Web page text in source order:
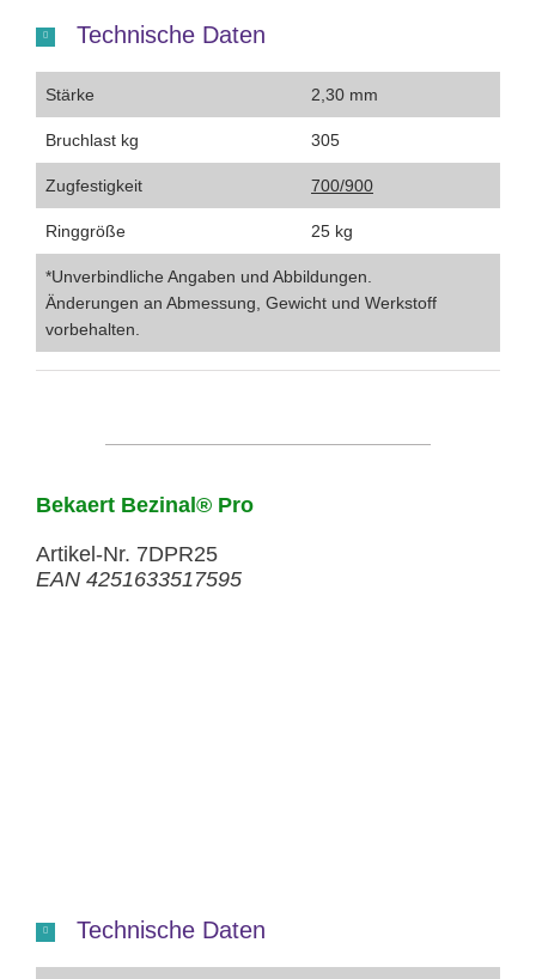
Technische Daten
Stärke 2,30 mm
Bruchlast kg 305
Zugfestigkeit 700/900
Ringgröße 25 kg
*Unverbindliche Angaben und Abbildungen.
Änderungen an Abmessung, Gewicht und Werkstoff
vorbehalten.
Bekaert Bezinal® Pro
Artikel-Nr. 7DPR25
EAN 4251633517595
Technische Daten